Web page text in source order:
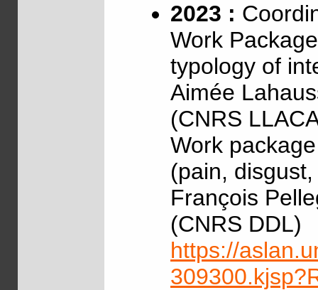
2023 :
Work
typology of
Aimée
(CNRS
Work
(pain,
François
(CNRS DDL)
https://